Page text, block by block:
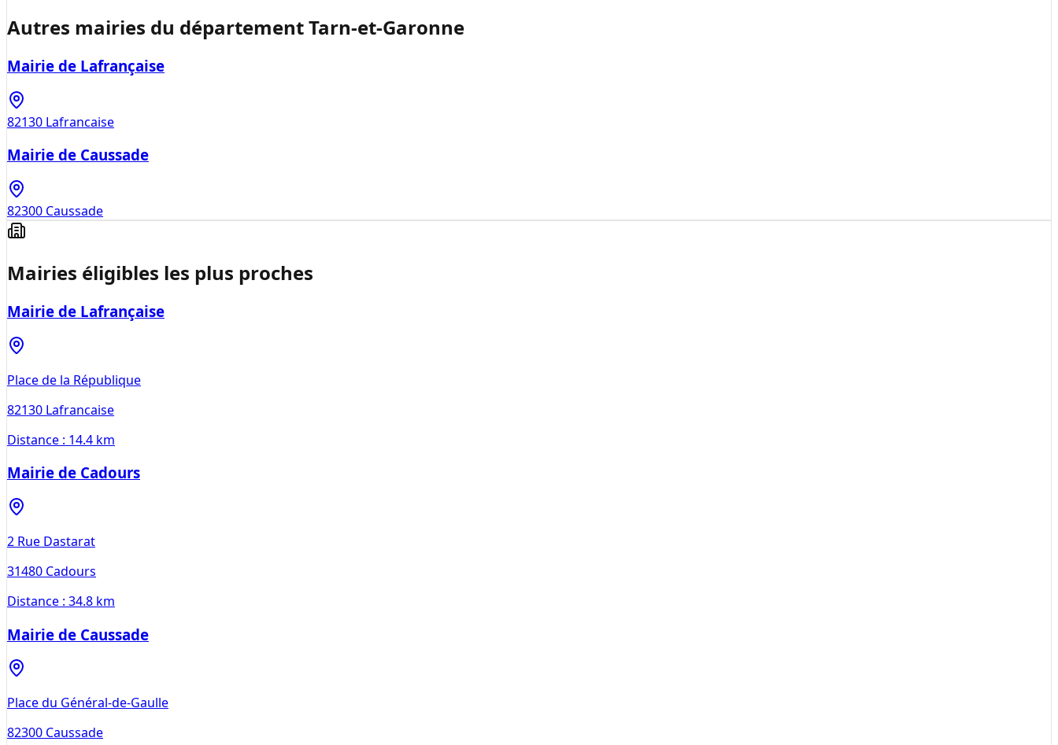
Autres mairies du départementTarn-et-Garonne
Mairie de Lafrançaise
82130 Lafrancaise
Mairie de Caussade
82300 Caussade
Mairies éligibles les plus proches
Mairie de Lafrançaise
Place de la République
82130 Lafrancaise
Distance : 14.4 km
Mairie de Cadours
2 Rue Dastarat
31480 Cadours
Distance : 34.8 km
Mairie de Caussade
Place du Général-de-Gaulle
82300 Caussade